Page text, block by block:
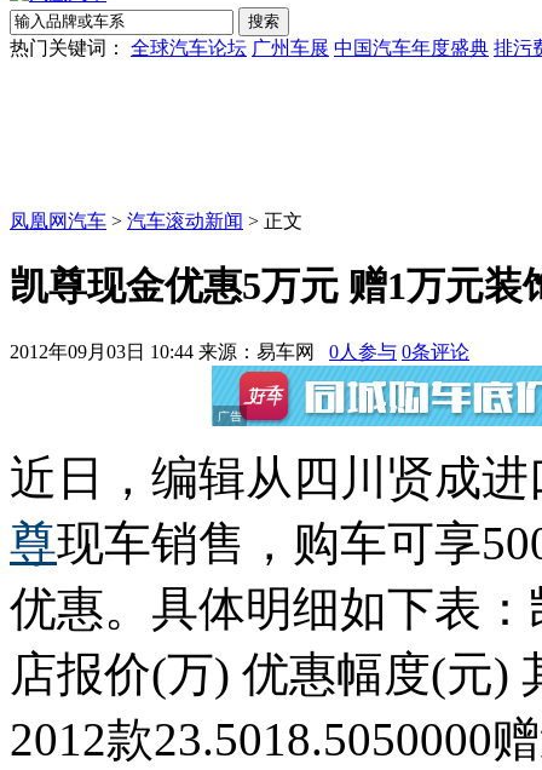
热门关键词： 全球汽车论坛 广州车展 中国汽车年度盛典 排污
凤凰网汽车 > 汽车滚动新闻 > 正文
凯尊现金优惠5万元 赠1万元装
2012年09月03日 10:44 来源：易车网 0人参与 0条评论
近日，编辑从四川贤成进
尊现车销售，购车可享
优惠。具体明细如下表
店报价(万) 优惠幅度(元)
2012款23.5018.5050000